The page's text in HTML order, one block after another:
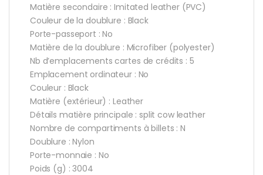
Matière secondaire : Imitated leather (PVC)
Couleur de la doublure : Black
Porte-passeport : No
Matière de la doublure : Microfiber (polyester)
Nb d’emplacements cartes de crédits : 5
Emplacement ordinateur : No
Couleur : Black
Matière (extérieur) : Leather
Détails matière principale : split cow leather
Nombre de compartiments à billets : N
Doublure : Nylon
Porte-monnaie : No
Poids (g) : 3004